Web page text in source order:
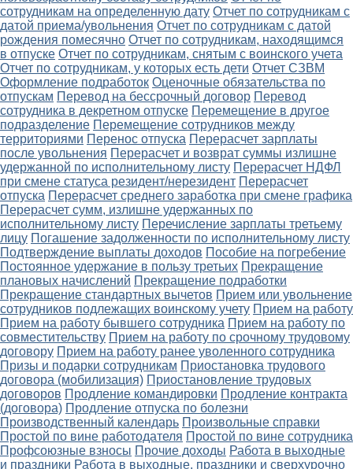
сотрудникам на определенную дату Отчет по сотрудникам с
датой приема/увольнения Отчет по сотрудникам с датой
рождения помесячно Отчет по сотрудникам, находящимся
в отпуске Отчет по сотрудникам, снятым с воинского учета
Отчет по сотрудникам, у которых есть дети Отчет СЗВМ
Оформление подработок Оценочные обязательства по
отпускам Перевод на бессрочный договор Перевод
сотрудника в декретном отпуске Перемещение в другое
подразделение Перемещение сотрудников между
территориями Перенос отпуска Перерасчет зарплаты
после увольнения Перерасчет и возврат суммы излишне
удержанной по исполнительному листу Перерасчет НДФЛ
при смене статуса резидент/нерезидент Перерасчет
отпуска Перерасчет среднего заработка при смене графика
Перерасчет сумм, излишне удержанных по
исполнительному листу Перечисление зарплаты третьему
лицу Погашение задолженности по исполнительному листу
Подтверждение выплаты доходов Пособие на погребение
Постоянное удержание в пользу третьих Прекращение
плановых начислений Прекращение подработки
Прекращение стандартных вычетов Прием или увольнение
сотрудников подлежащих воинскому учету Прием на работу
Прием на работу бывшего сотрудника Прием на работу по
совместительству Прием на работу по срочному трудовому
договору Прием на работу ранее уволенного сотрудника
Призы и подарки сотрудникам Приостановка трудового
договора (мобилизация) Приостановление трудовых
договоров Продление командировки Продление контракта
(договора) Продление отпуска по болезни
Производственный календарь Произвольные справки
Простой по вине работодателя Простой по вине сотрудника
Профсоюзные взносы Прочие доходы Работа в выходные
и праздники Работа в выходные, праздники и сверхурочно